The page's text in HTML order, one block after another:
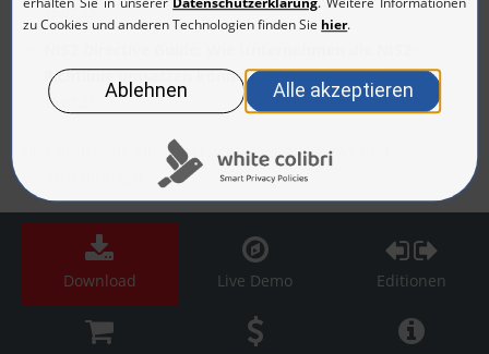
15.07.25
Richtlinie umsetzen können
15.07.25
Hier finden Sie eine Übersicht über alle News und
Download Live Demo Editionen